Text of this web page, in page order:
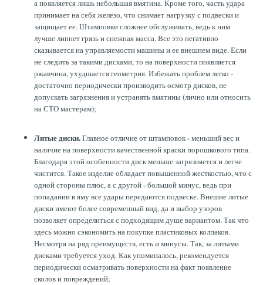
а появляется лишь небольшая вмятина. Кроме того, часть удара
принимает на себя железо, что снимает нагрузку с подвески и
защищает ее. Штамповки сложнее обслуживать, ведь к ним
лучше липнет грязь и снежная масса. Все это негативно
сказывается на управляемости машины и ее внешнем виде. Если
не следить за такими дисками, то на поверхности появляется
ржавчина, ухудшается геометрия. Избежать проблем легко -
достаточно периодически производить осмотр дисков, не
допускать загрязнения и устранять вмятины (лично или относить
на СТО мастерам);
Литые диски.Главное отличие от штамповок - меньший вес и
наличие на поверхности качественной краски порошкового типа.
Благодаря этой особенности диск меньше загрязняется и легче
чистится. Такое изделие обладает повышенной жесткостью, что с
одной стороны плюс, а с другой - большой минус, ведь при
попадании в яму все удары передаются подвеске. Внешне литые
диски имеют более современный вид, да и выбор узоров
позволяет определиться с подходящим душе вариантом. Так что
здесь можно сэкономить на покупке пластиковых колпаков.
Несмотря на ряд преимуществ, есть и минусы. Так, за литыми
дисками требуется уход. Как упоминалось, рекомендуется
периодически осматривать поверхности на факт появление
сколов и повреждений;